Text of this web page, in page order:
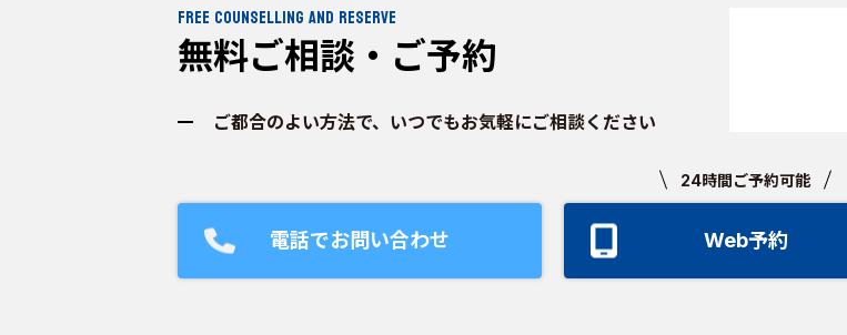
FREE COUNSELLING AND RESERVE
無料ご相談・ご予約
ご都合のよい方法で、いつでもお気軽にご相談ください
電話でお問い合わせ
24時間ご予約可能
Web予約